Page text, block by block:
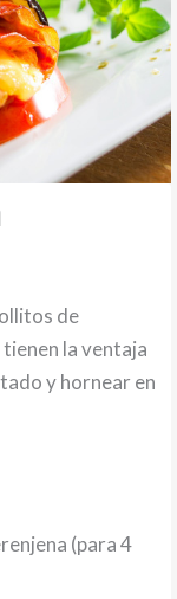
de
la ventaja
y hornear en
(para 4